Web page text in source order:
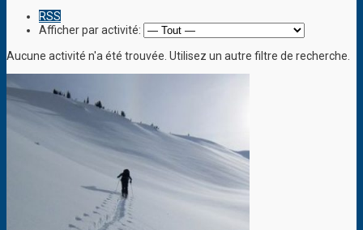
RSS
Afficher par activité:
Aucune activité n'a été trouvée. Utilisez un autre filtre de recherche.